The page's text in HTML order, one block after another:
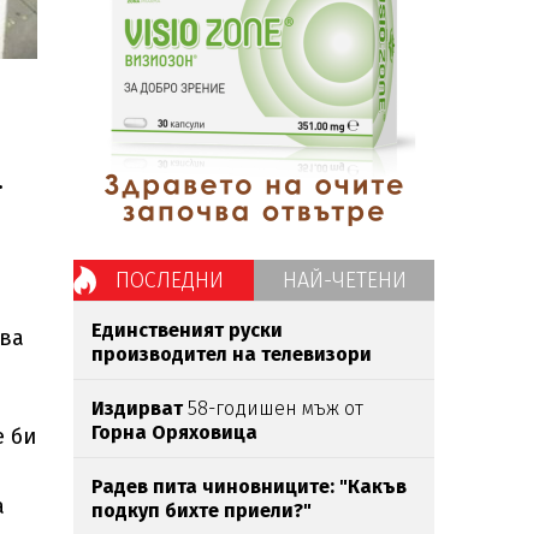
би
ПОСЛЕДНИ НАЙ-ЧЕТЕНИ
Единственият руски
производител на телевизори
Издирват58-годишен мъж от
Горна Оряховица
Радев пита чиновниците: "Какъв
подкуп бихте приели?"